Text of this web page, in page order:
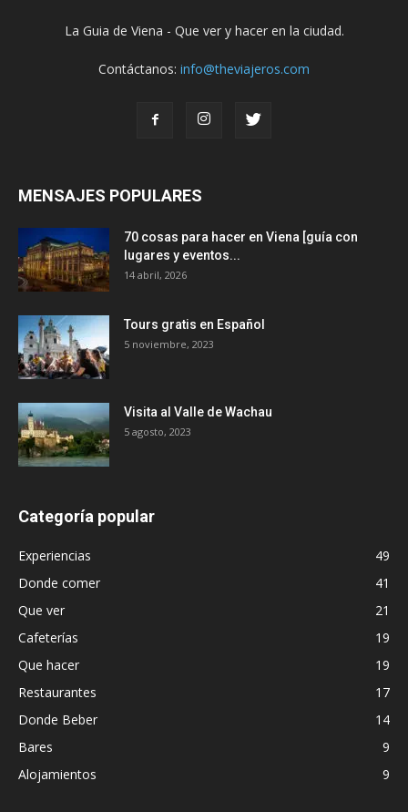
La Guia de Viena - Que ver y hacer en la ciudad.
Contáctanos: info@theviajeros.com
MENSAJES POPULARES
70 cosas para hacer en Viena [guía con
lugares y eventos...
14 abril, 2026
Tours gratis en Español
5 noviembre, 2023
Visita al Valle de Wachau
5 agosto, 2023
Categoría popular
Experiencias
49
Donde comer
41
Que ver
21
Cafeterías
19
Que hacer
19
Restaurantes
17
Donde Beber
14
Bares
9
Alojamientos
9